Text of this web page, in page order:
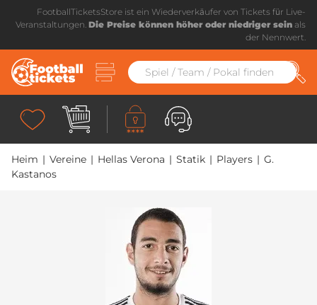
FootballTicketsStore ist ein Wiederverkäufer von Tickets für Live-
Veranstaltungen. Die Preise können höher oder niedriger sein als
der Nennwert.
Heim | Vereine | Hellas Verona | Statik | Players | G.
Kastanos